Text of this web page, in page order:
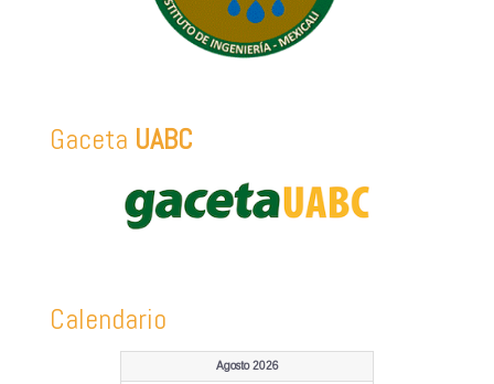
Gaceta UABC
Calendario
Agosto 2026